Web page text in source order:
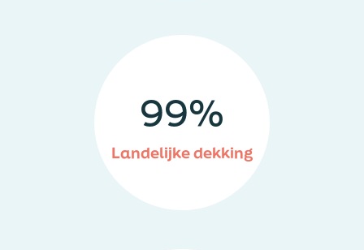
99%
Landelijke dekking